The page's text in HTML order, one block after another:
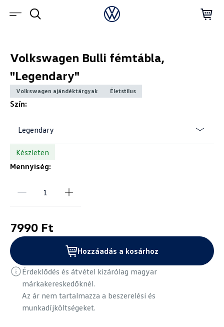
Volkswagen Bulli fémtábla,
"Legendary"
Volkswagen ajándéktárgyak Életstílus
Szín:
Legendary
Készleten
Mennyiség:
7990 Ft
Hozzáadás a kosárhoz
Érdeklődés és átvétel kizárólag magyar
márkakereskedőknél.
Az ár nem tartalmazza a beszerelési és
munkadíjköltségeket.